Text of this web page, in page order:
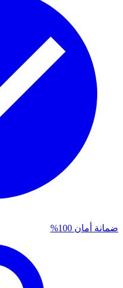
ضمانة أمان 100%